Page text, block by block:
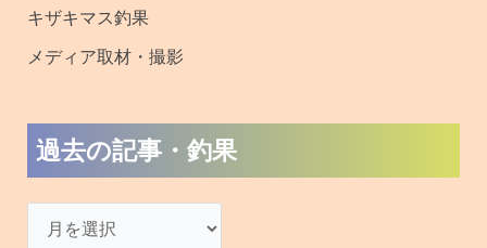
キザキマス釣果
メディア取材・撮影
過去の記事・釣果